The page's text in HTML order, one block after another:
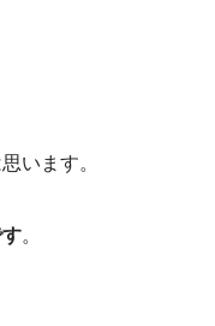
います。
。